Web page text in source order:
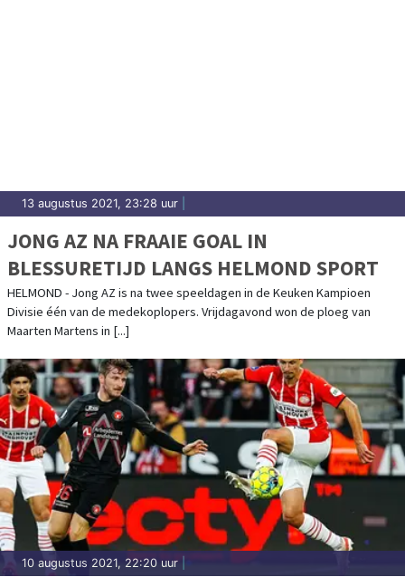
13 augustus 2021, 23:28 uur
JONG AZ NA FRAAIE GOAL IN
BLESSURETIJD LANGS HELMOND SPORT
HELMOND - Jong AZ is na twee speeldagen in de Keuken Kampioen
Divisie één van de medekoplopers. Vrijdagavond won de ploeg van
Maarten Martens in [...]
10 augustus 2021, 22:20 uur